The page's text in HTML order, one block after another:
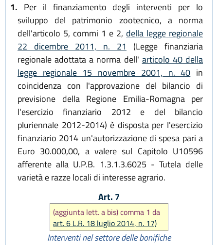
1. Per il finanziamento degli interventi per lo
sviluppo del patrimonio zootecnico, a norma
dell'articolo 5, commi 1 e 2, della legge regionale
22 dicembre 2011, n. 21
(Legge finanziaria
regionale adottata a norma dell' articolo 40 della
legge regionale 15 novembre 2001, n. 40 in
coincidenza con l'approvazione del bilancio di
previsione della Regione Emilia-Romagna per
l'esercizio finanziario 2012 e del bilancio
pluriennale 2012-2014) è disposta per l'esercizio
finanziario 2014 un'autorizzazione di spesa pari a
Euro 30.000,00, a valere sul Capitolo U10596
afferente alla U.P.B. 1.3.1.3.6025 - Tutela delle
varietà e razze locali di interesse agrario.
Art. 7
(aggiunta lett. a bis) comma 1 da
art. 6 L.R. 18 luglio 2014, n. 17)
Interventi nel settore delle bonifiche